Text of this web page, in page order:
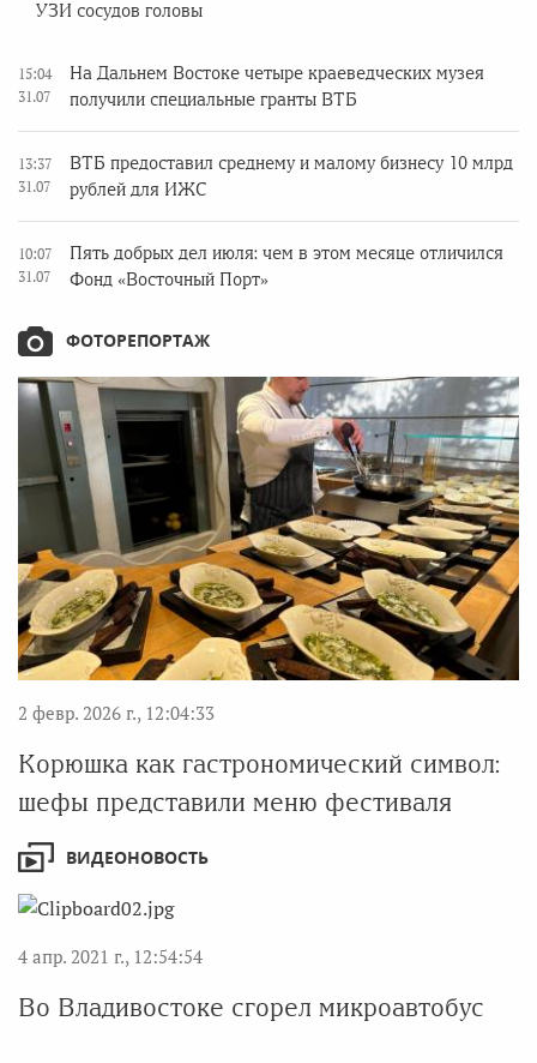
УЗИ сосудов головы
15:04
31.07
На Дальнем Востоке четыре краеведческих музея
получили специальные гранты ВТБ
13:37
31.07
ВТБ предоставил среднему и малому бизнесу 10 млрд
рублей для ИЖС
10:07
31.07
Пять добрых дел июля: чем в этом месяце отличился
Фонд «Восточный Порт»
ФОТОРЕПОРТАЖ
2 февр. 2026 г., 12:04:33
Корюшка как гастрономический символ:
шефы представили меню фестиваля
ВИДЕОНОВОСТЬ
4 апр. 2021 г., 12:54:54
Во Владивостоке сгорел микроавтобус